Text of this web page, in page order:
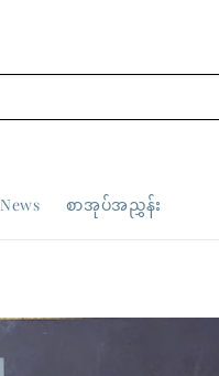
News စာအုပ်အညွှန်း